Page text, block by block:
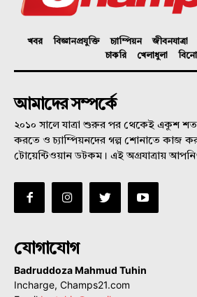
খবর বিজ্ঞানপ্রযুক্তি চ্যাম্পিয়ন জীবনযাত্রা
চাকরি
খেলাধুলা
আমাদের সম্পর্কে
২০১০ সালে যাত্রা শুরুর পর থেকেই একুশ
করতে ও চ্যাম্পিয়নদের গল্প শোনাতে কাজ
টোয়েন্টিওয়ান ডটকম। এই অগ্রযাত্রায়
যোগাযোগ
Badruddoza Mahmud Tuhin
Incharge, Champs21.com